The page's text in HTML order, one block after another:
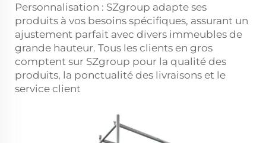
Personnalisation : SZgroup adapte ses
produits à vos besoins spécifiques, assurant un
ajustement parfait avec divers immeubles de
grande hauteur. Tous les clients en gros
comptent sur SZgroup pour la qualité des
produits, la ponctualité des livraisons et le
service client